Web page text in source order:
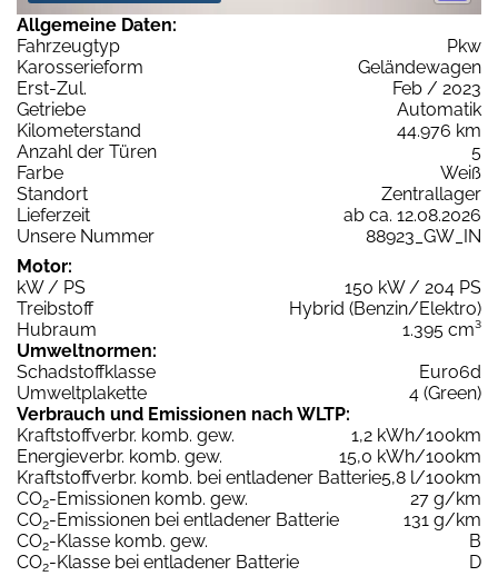
Allgemeine Daten:
Fahrzeugtyp
Pkw
Karosserieform
Geländewagen
Erst-Zul.
Feb / 2023
Getriebe
Automatik
Kilometerstand
44.976 km
Anzahl der Türen
5
Farbe
Weiß
Standort
Zentrallager
Lieferzeit
ab ca. 12.08.2026
Unsere Nummer
88923_GW_IN
Motor:
kW / PS
150 kW / 204 PS
Treibstoff
Hybrid (Benzin/Elektro)
Hubraum
1.395 cm³
Umweltnormen:
Schadstoffklasse
Euro6d
Umweltplakette
4 (Green)
Verbrauch und Emissionen nach WLTP:
Kraftstoffverbr. komb. gew.
1,2 kWh/100km
Energieverbr. komb. gew.
15,0 kWh/100km
Kraftstoffverbr. komb. bei entladener Batterie5,8 l/100km
CO2-Emissionen komb. gew.
27 g/km
CO2-Emissionen bei entladener Batterie
131 g/km
CO2-Klasse komb. gew.
B
CO2-Klasse bei entladener Batterie
D